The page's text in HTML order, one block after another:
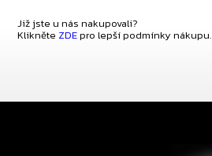
Již jste u nás nakupovali?
Klikněte ZDEpro lepší podmínky nákupu.